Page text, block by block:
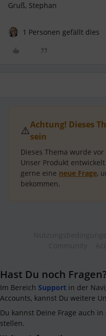
Gruß, Stephan
1 Personen gefällt dies
⚠️Achtung! Dieses
sein
Dieses Thema wurde
Unser Produkt
gerne eine neue Frage,
bekommen.
Hast Du noch
Im Bereich Support in der
Accounts, kannst Du weitere
Du kannst Deine Frage auch in
stellen.